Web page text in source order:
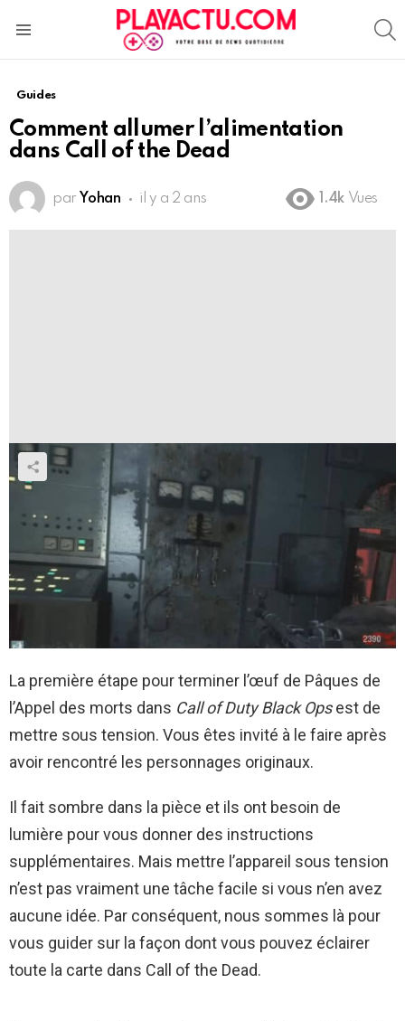
Guides
Comment allumer l’alimentation
dans Call of the Dead
par Yohan il y a 2 ans 1.4k Vues
La première étape pour terminer l’œuf de Pâques de
l’Appel des morts dans Call of Duty Black Opsest de
mettre sous tension. Vous êtes invité à le faire après
avoir rencontré les personnages originaux.
Il fait sombre dans la pièce et ils ont besoin de
lumière pour vous donner des instructions
supplémentaires. Mais mettre l’appareil sous tension
n’est pas vraiment une tâche facile si vous n’en avez
aucune idée. Par conséquent, nous sommes là pour
vous guider sur la façon dont vous pouvez éclairer
toute la carte dans Call of the Dead.